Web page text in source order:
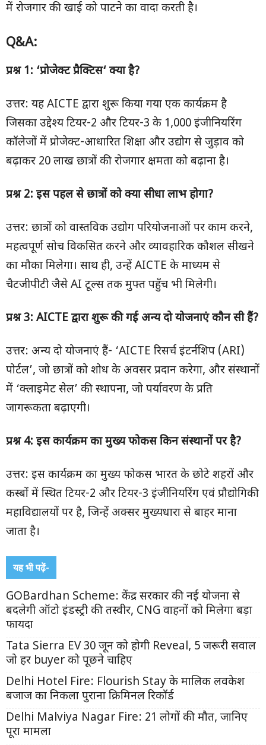
में रोजगार की खाई को पाटने का वादा करती है।
Q&A:
प्रश्न 1: ‘प्रोजेक्ट प्रैक्टिस‘ क्या है?
उत्तर: यह AICTE द्वारा शुरू किया गया एक कार्यक्रम है
जिसका उद्देश्य टियर-2 और टियर-3 के 1,000 इंजीनियरिंग
कॉलेजों में प्रोजेक्ट-आधारित शिक्षा और उद्योग से जुड़ाव को
बढ़ाकर 20 लाख छात्रों की रोजगार क्षमता को बढ़ाना है।
प्रश्न 2: इस पहल से छात्रों को क्या सीधा लाभ होगा?
उत्तर: छात्रों को वास्तविक उद्योग परियोजनाओं पर काम करने,
महत्वपूर्ण सोच विकसित करने और व्यावहारिक कौशल सीखने
का मौका मिलेगा। साथ ही, उन्हें AICTE के माध्यम से
चैटजीपीटी जैसे AI टूल्स तक मुफ्त पहुँच भी मिलेगी।
प्रश्न3: AICTE द्वारा शुरू की गई अन्य दो योजनाएं कौन सी हैं?
उत्तर: अन्य दो योजनाएं हैं- ‘AICTE रिसर्च इंटर्नशिप (ARI)
पोर्टल’, जो छात्रों को शोध के अवसर प्रदान करेगा, और संस्थानों
में ‘क्लाइमेट सेल’ की स्थापना, जो पर्यावरण के प्रति
जागरूकता बढ़ाएगी।
प्रश्न 4: इस कार्यक्रम का मुख्य फोकस किन संस्थानों पर है?
उत्तर: इस कार्यक्रम का मुख्य फोकस भारत के छोटे शहरों और
कस्बों में स्थित टियर-2 और टियर-3 इंजीनियरिंग एवं प्रौद्योगिकी
महाविद्यालयों पर है, जिन्हें अक्सर मुख्यधारा से बाहर माना
जाता है।
यह भी पढ़ें-
GOBardhan Scheme: केंद्र सरकार की नई योजना से
बदलेगी ऑटो इंडस्ट्री की तस्वीर, CNG वाहनों को मिलेगा बड़ा
फायदा
Tata Sierra EV 30 जून को होगी Reveal, 5 जरूरी सवाल
जो हर buyer को पूछने चाहिए
Delhi Hotel Fire: Flourish Stay के मालिक लवकेश
बजाज का निकला पुराना क्रिमिनल रिकॉर्ड
Delhi Malviya Nagar Fire: 21 लोगों की मौत, जानिए
पूरा मामला